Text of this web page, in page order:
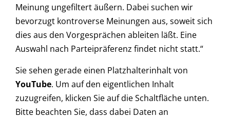
Meinung ungefiltert äußern. Dabei suchen wir
bevorzugt kontroverse Meinungen aus, soweit sich
dies aus den Vorgesprächen ableiten läßt. Eine
Auswahl nach Parteipräferenz findet nicht statt.“
Sie sehen gerade einen Platzhalterinhalt von
YouTube. Um auf den eigentlichen Inhalt
zuzugreifen, klicken Sie auf die Schaltfläche unten.
Bitte beachten Sie, dass dabei Daten an